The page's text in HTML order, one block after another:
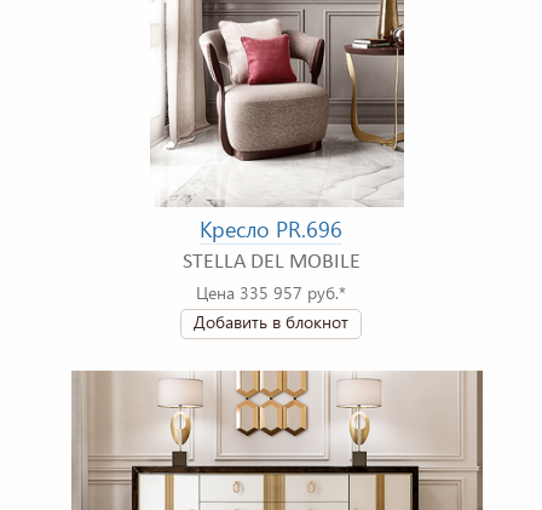
Кресло PR.696
STELLA DEL MOBILE
Цена 335 957 руб.*
Добавить в блокнот